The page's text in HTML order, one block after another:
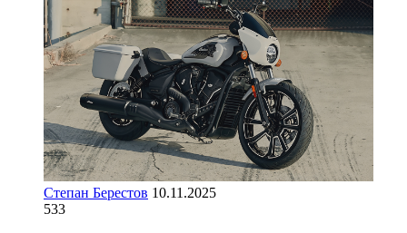
Степан Берестов 10.11.2025
533